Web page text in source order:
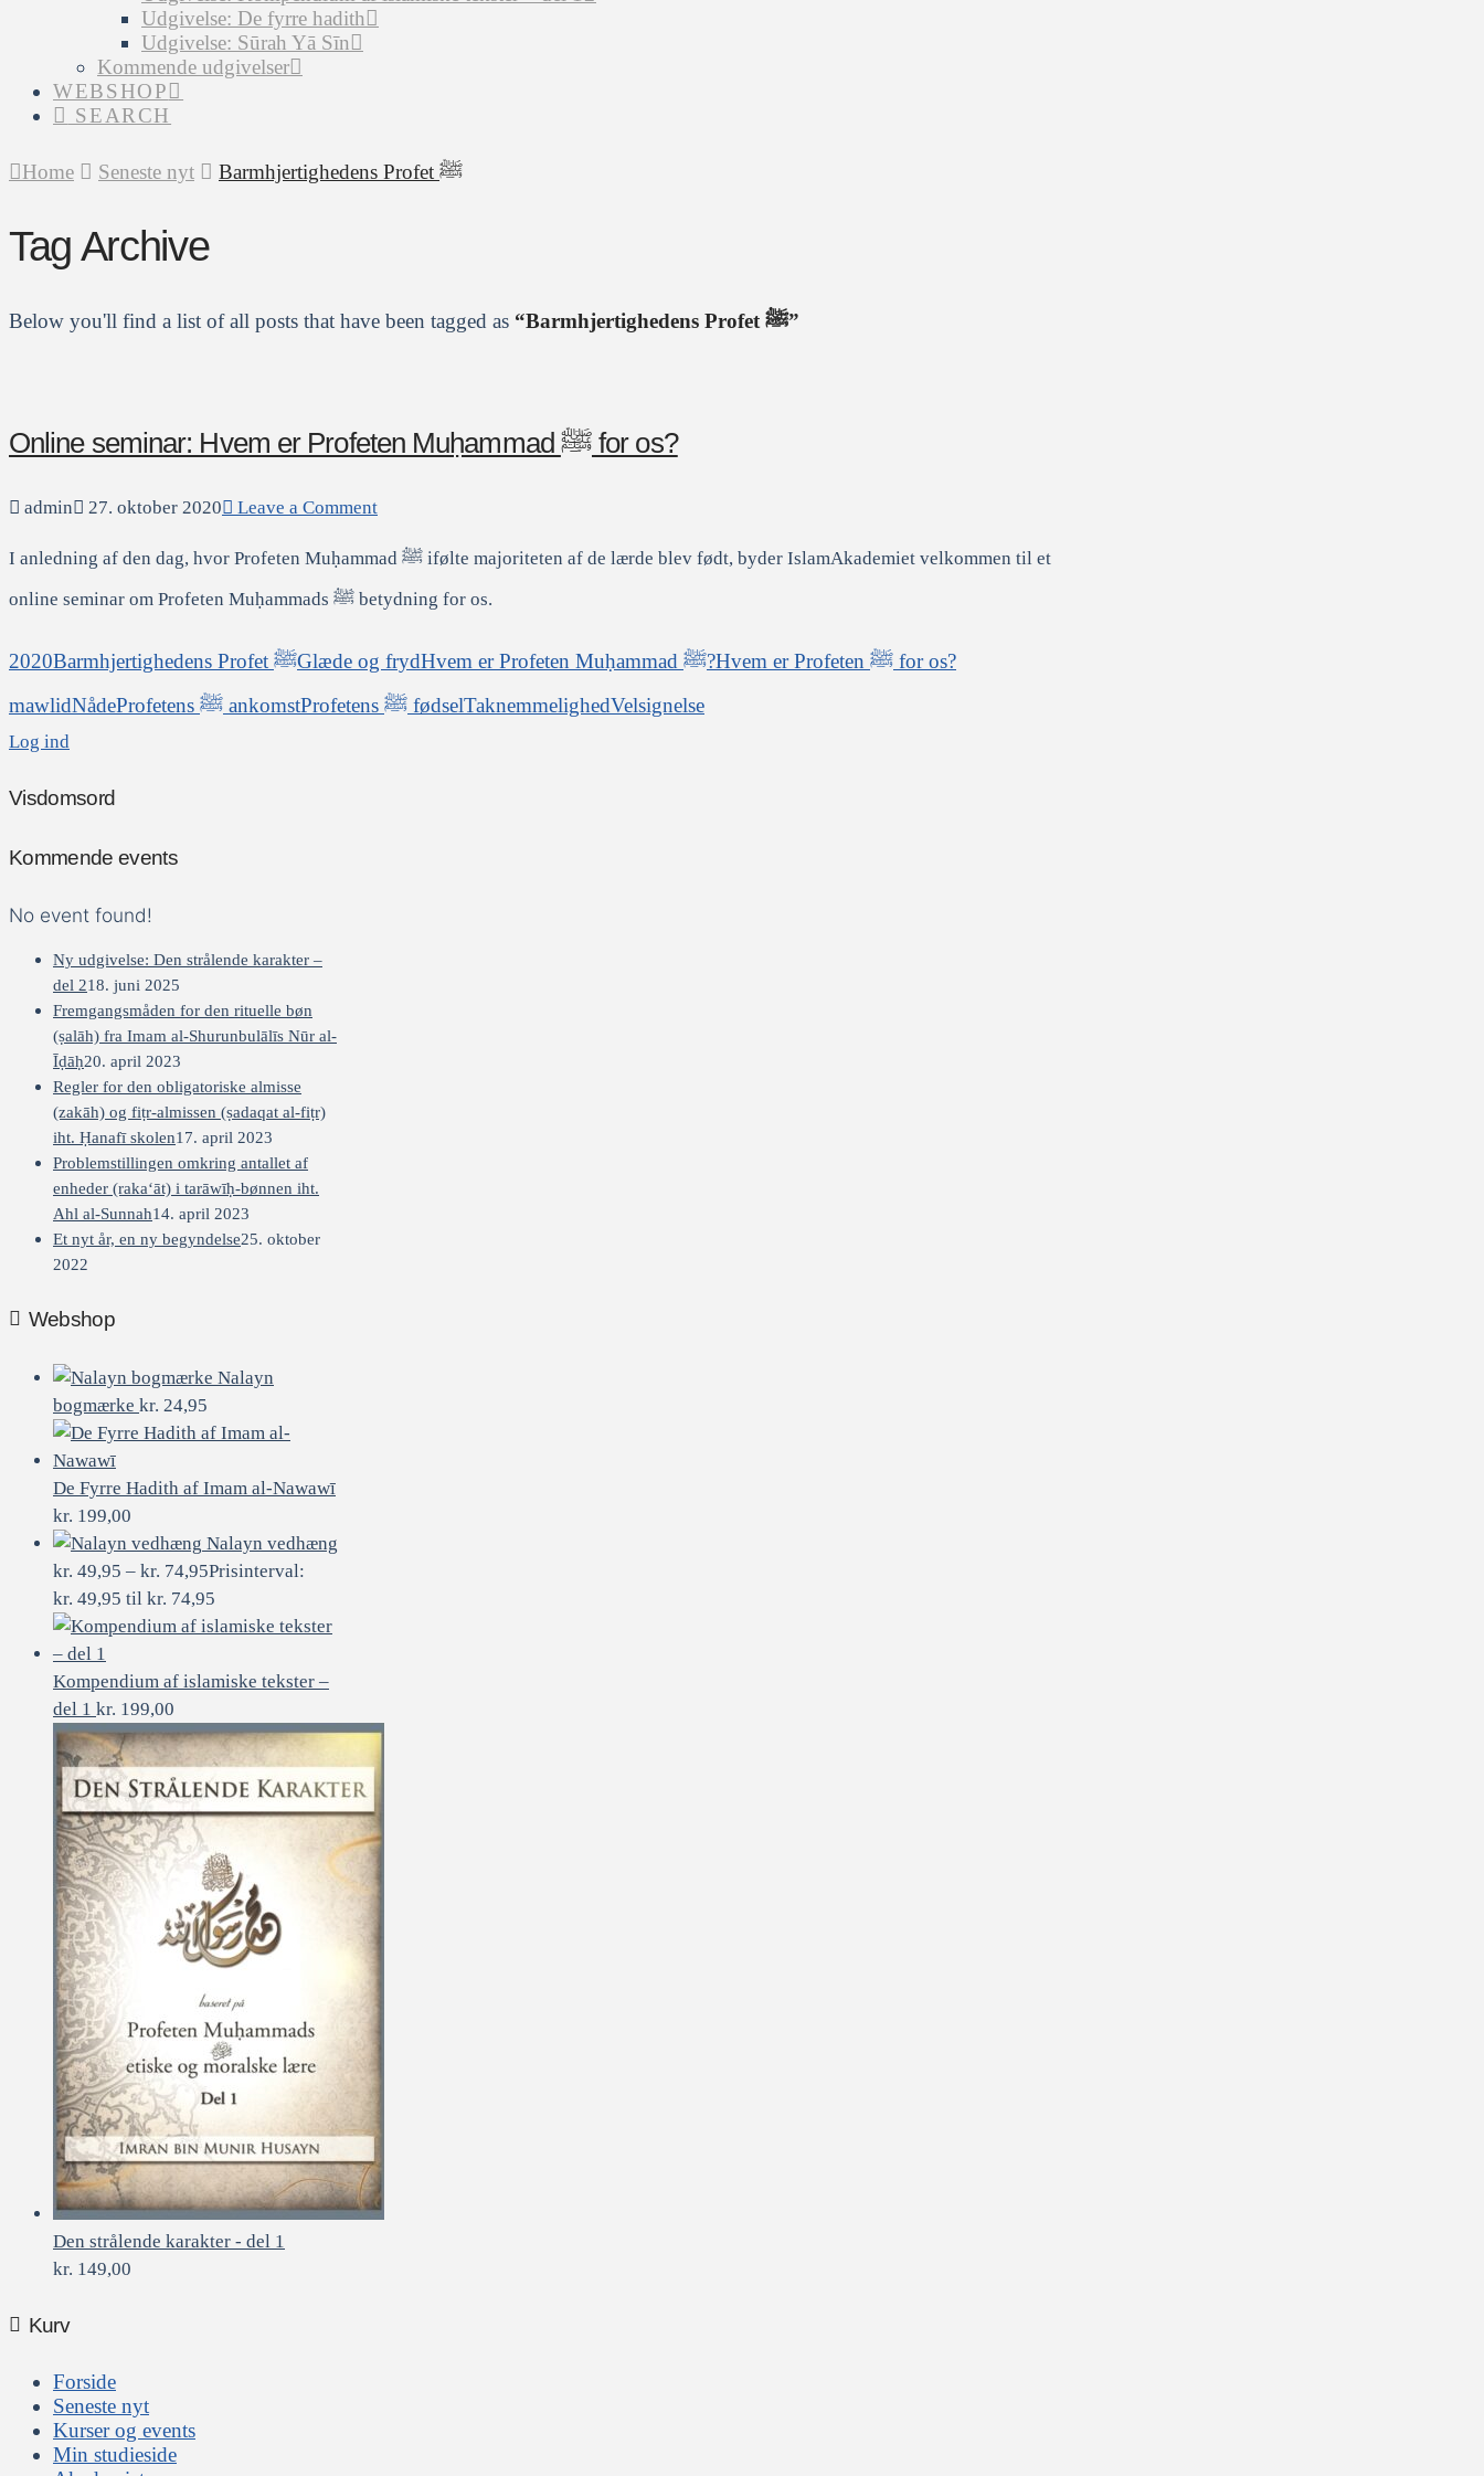
Udgivelse: De fyrre hadith
Udgivelse: Sūrah Yā Sīn
Kommende udgivelser
WEBSHOP
SEARCH
Home Seneste nyt Barmhjertighedens Profet ﷺ
Tag Archive
Below you'll find a list of all posts that have been tagged as “Barmhjertighedens Profet ﷺ”
Online seminar: Hvem er Profeten Muḥammad ﷺ for os?
admin 27. oktober 2020 Leave a Comment
I anledning af den dag, hvor Profeten Muḥammad ﷺ ifølte majoriteten af de lærde blev født, byder IslamAkademiet velkommen til et
online seminar om Profeten Muḥammads ﷺ betydning for os.
2020 Barmhjertighedens Profet ﷺGlæde og fryd Hvem er Profeten Muḥammad ﷺ?
Hvem er Profeten ﷺ for os?
mawlidNåde Profetens ﷺ ankomst Profetens ﷺ fødselTaknemmelighedVelsignelse
Log ind
Visdomsord
Kommende events
No event found!
Ny udgivelse: Den strålende karakter –
del 218. juni 2025
Fremgangsmåden for den rituelle bøn
(ṣalāh) fra Imam al-Shurunbulālīs Nūr al-
Īḍāḥ20. april 2023
Regler for den obligatoriske almisse
(zakāh) og fiṭr-almissen (ṣadaqat al-fiṭr)
iht. Ḥanafī skolen17. april 2023
Problemstillingen omkring antallet af
enheder (raka‘āt) i tarāwīḥ-bønnen iht.
Ahl al-Sunnah14. april 2023
Et nyt år, en ny begyndelse25. oktober
2022
Webshop
Nalayn
bogmærke kr. 24,95
De Fyrre Hadith af Imam al-Nawawī
kr. 199,00
Nalayn vedhæng
kr. 49,95 – kr. 74,95Prisinterval:
kr. 49,95 til kr. 74,95
Kompendium af islamiske tekster –
del 1 kr. 199,00
Den strålende karakter - del 1
kr. 149,00
Kurv
Forside
Seneste nyt
Kurser og events
Min studieside